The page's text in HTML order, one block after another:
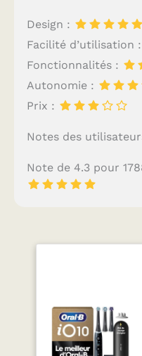
Design :
Facilité d’utilisation :
Fonctionnalités :
Autonomie :
Prix :
Notes des
Note de 4.3 pour